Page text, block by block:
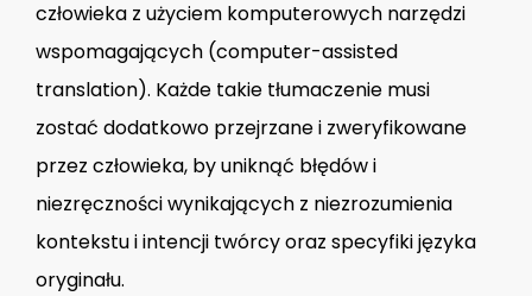
człowieka z użyciem komputerowych narzędzi
wspomagających (computer-assisted
translation). Każde takie tłumaczenie musi
zostać dodatkowo przejrzane i zweryfikowane
przez człowieka, by uniknąć błędów i
niezręczności wynikających z niezrozumienia
kontekstu i intencji twórcy oraz specyfiki języka
oryginału.